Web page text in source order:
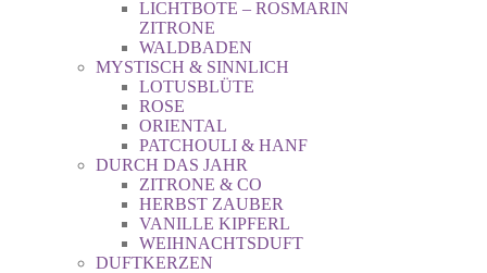
LICHTBOTE – ROSMARIN
ZITRONE
WALDBADEN
MYSTISCH & SINNLICH
LOTUSBLÜTE
ROSE
ORIENTAL
PATCHOULI & HANF
DURCH DAS JAHR
ZITRONE & CO
HERBST ZAUBER
VANILLE KIPFERL
WEIHNACHTSDUFT
DUFTKERZEN